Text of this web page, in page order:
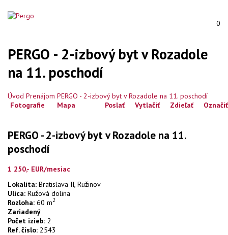
0
PERGO - 2-izbový byt v Rozadole
na 11. poschodí
Úvod Prenájom PERGO - 2-izbový byt v Rozadole na 11. poschodí
Fotografie
Mapa Označiť
Zdieľať
Vytlačiť
Poslať
PERGO - 2-izbový byt v Rozadole na 11.
poschodí
1 250,- EUR/mesiac
Lokalita: Bratislava II, Ružinov
Ulica: Ružová dolina
Rozloha: 60 m2
Zariadený
Počet izieb: 2
Ref. číslo: 2543